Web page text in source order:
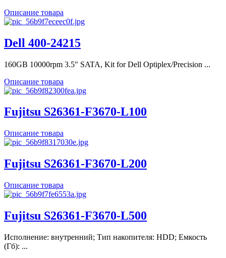
Описание товара
Dell 400-24215
160GB 10000rpm 3.5" SATA, Kit for Dell Optiplex/Precision ...
Описание товара
Fujitsu S26361-F3670-L100
Описание товара
Fujitsu S26361-F3670-L200
Описание товара
Fujitsu S26361-F3670-L500
Исполнение: внутренний; Тип накопителя: HDD; Емкость
(Гб): ...